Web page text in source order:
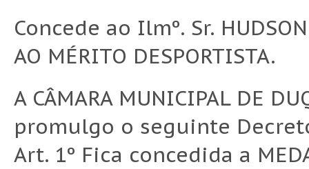
Concede ao Ilmº. Sr.
AO MÉRITO DESPORTISTA.
A CÂMARA MUNICIPAL DE
promulgo o seguinte
Art. 1º Fica concedida a